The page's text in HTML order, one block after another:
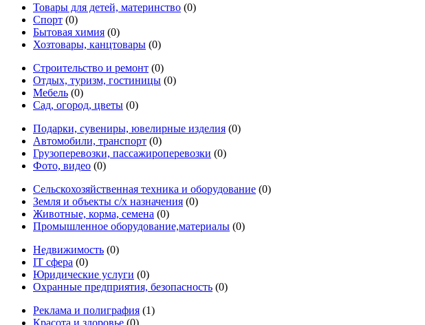
Товары для детей, материнство (0)
Спорт (0)
Бытовая химия (0)
Хозтовары, канцтовары (0)
Строительство и ремонт (0)
Отдых, туризм, гостиницы (0)
Мебель (0)
Сад, огород, цветы (0)
Подарки, сувениры, ювелирные изделия (0)
Автомобили, транспорт (0)
Грузоперевозки, пассажироперевозки (0)
Фото, видео (0)
Сельскохозяйственная техника и оборудование (0)
Земля и объекты с/х назначения (0)
Животные, корма, семена (0)
Промышленное оборудование,материалы (0)
Недвижимость (0)
IT сфера (0)
Юридические услуги (0)
Охранные предприятия, безопасность (0)
Реклама и полиграфия (1)
Красота и здоровье (0)